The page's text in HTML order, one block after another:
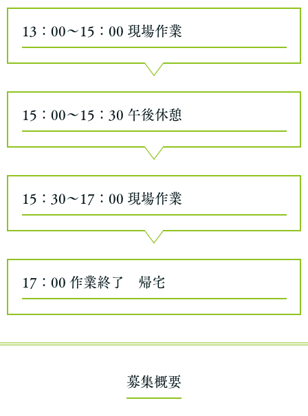
13：00～15：00 現場作業
15：00～15：30 午後休憩
15：30～17：00 現場作業
17：00 作業終了 帰宅
募集概要